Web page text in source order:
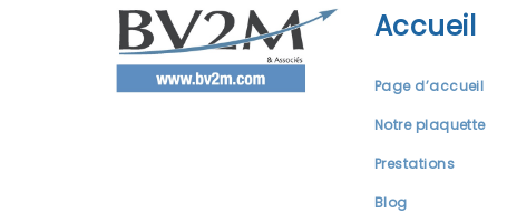
Accueil
Page d’accueil
Notre plaquette
Prestations
Blog